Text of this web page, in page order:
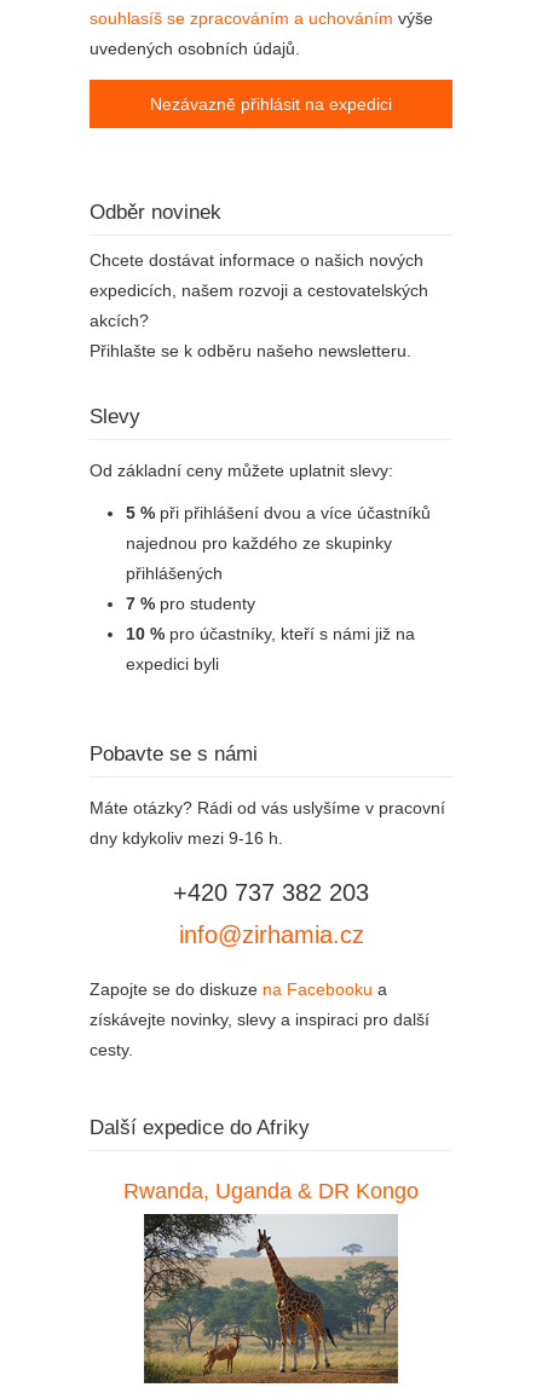
souhlasíš se zpracováním a uchováním výše
uvedených osobních údajů.
Nezávazně přihlásit na expedici
Odběr novinek
Chcete dostávat informace o našich nových
expedicích, našem rozvoji a cestovatelských
akcích?
Přihlašte se k odběru našeho newsletteru.
Slevy
Od základní ceny můžete uplatnit slevy:
5 % při přihlášení dvou a více účastníků
najednou pro každého ze skupinky
přihlášených
7 % pro studenty
10 % pro účastníky, kteří s námi již na
expedici byli
Pobavte se s námi
Máte otázky? Rádi od vás uslyšíme v pracovní
dny kdykoliv mezi 9-16 h.
+420 737 382 203
info@zirhamia.cz
Zapojte se do diskuze na Facebooku a
získávejte novinky, slevy a inspiraci pro další
cesty.
Další expedice do Afriky
Rwanda, Uganda & DR Kongo